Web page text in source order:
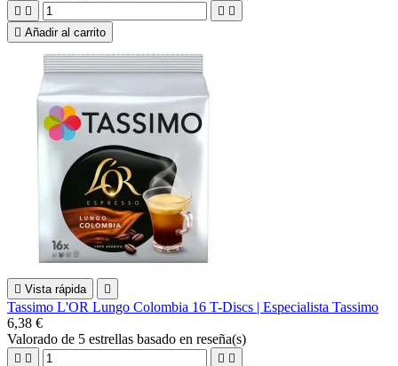
   
 Añadir al carrito
 Vista rápida 
Tassimo L'OR Lungo Colombia 16 T-Discs | Especialista Tassimo
6,38 €
Valorado de 5 estrellas basado en reseña(s)
   